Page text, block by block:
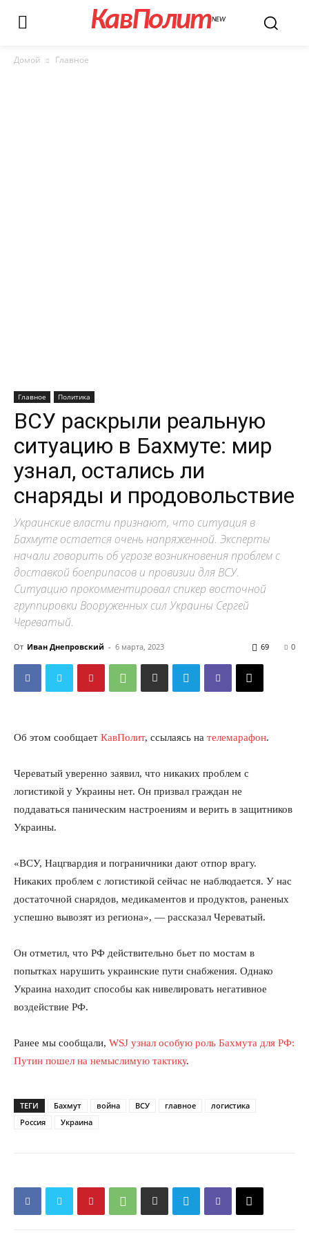
КавПолитNEW
Домой Главное
Главное Политика
ВСУ раскрыли реальную
ситуацию в Бахмуте: мир
узнал, остались ли
снаряды и продовольствие
Украинские власти признают, что ситуация в
Бахмуте остается очень напряженной. Эксперты
начали говорить об угрозе возникновения проблем с
доставкой боеприпасов и провизии для ВСУ.
Ситуацию прокомментировал спикер восточной
группировки Вооруженных сил Украины Сергей
Череватый.
От Иван Днепровский - 6 марта, 2023 0
69
Об этом сообщает КавПолит, ссылаясь на телемарафон.
Череватый уверенно заявил, что никаких проблем с
логистикой у Украины нет. Он призвал граждан не
поддаваться паническим настроениям и верить в защитников
Украины.
«ВСУ, Нацгвардия и пограничники дают отпор врагу.
Никаких проблем с логистикой сейчас не наблюдается. У нас
достаточной снарядов, медикаментов и продуктов, раненых
успешно вывозят из региона», — рассказал Череватый.
Он отметил, что РФ действительно бьет по мостам в
попытках нарушить украинские пути снабжения. Однако
Украина находит способы как нивелировать негативное
воздействие РФ.
Ранее мы сообщали, WSJ узнал особую роль Бахмута для РФ:
Путин пошел на немыслимую тактику.
ТЕГИ Бахмут война ВСУ главное
логистика
Россия
Украина